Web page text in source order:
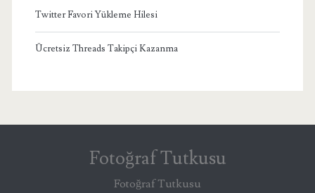
Twitter Favori Yükleme Hilesi
Ücretsiz Threads Takipçi Kazanma
Fotoğraf Tutkusu
Fotoğraf Tutkusu